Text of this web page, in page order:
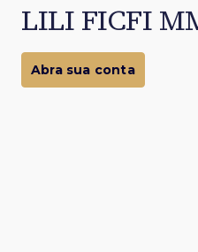
LILI FICFI
Abra sua conta